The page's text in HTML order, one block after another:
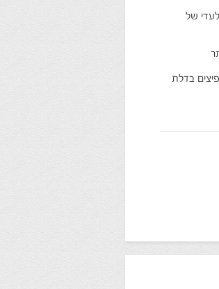
אנרגטי של 30% פטנט בלעדי של
בדלת